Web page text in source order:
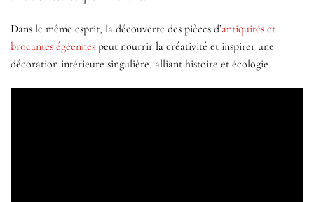
Dans le même esprit, la découverte des pièces d’antiquités et
brocantes égéennes peut nourrir la créativité et inspirer une
décoration intérieure singulière, alliant histoire et écologie.